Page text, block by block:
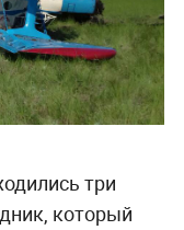
три
который